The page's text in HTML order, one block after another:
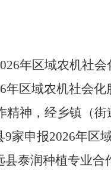
年区域农机社会
年区域农机社会化
精神，经乡镇（
9家申报2026年区
泰润种植专业